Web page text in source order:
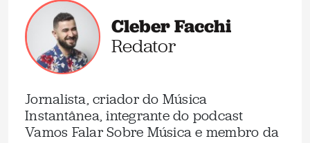
Cleber Facchi
Redator
Jornalista, criador do Música
Instantânea, integrante do podcast
Vamos Falar Sobre Música e membro da